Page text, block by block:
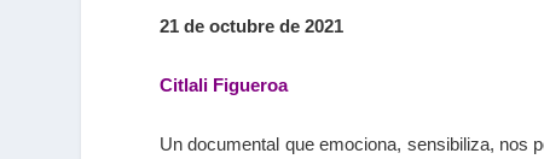
21 de octubre de 2021
Citlali Figueroa
Un documental que emociona, sensibiliza, nos